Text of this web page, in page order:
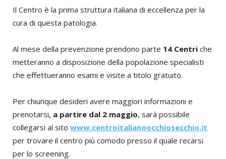
Il Centro è la prima struttura italiana di eccellenza per la
cura di questa patologia.
Al mese della prevenzione prendono parte 14 Centri che
metteranno a disposizione della popolazione specialisti
che effettueranno esami e visite a titolo gratuito.
Per chiunque desideri avere maggiori informazioni e
prenotarsi, a partire dal 2 maggio, sarà possibile
collegarsi al sito www.centroitalianoocchiosecchio.it
per trovare il centro più comodo presso il quale recarsi
per lo screening.